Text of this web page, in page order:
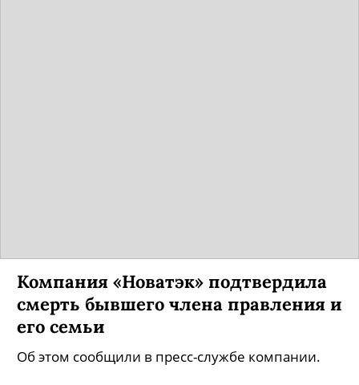
Компания «Новатэк» подтвердила
смерть бывшего члена правления и
его семьи
Об этом сообщили в пресс-службе компании.